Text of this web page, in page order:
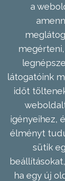
a
látogatóink
időt
igényeihez,
élményt
sütik
ha egy új